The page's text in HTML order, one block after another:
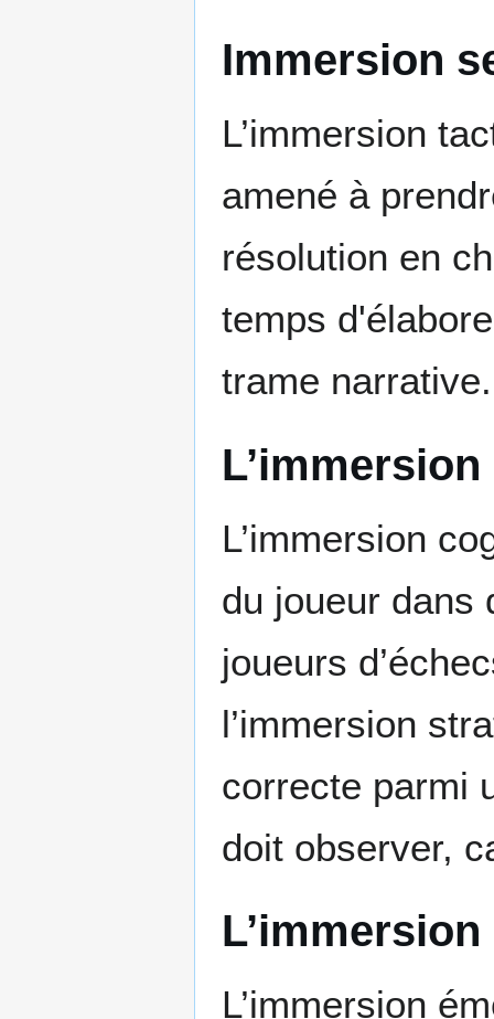
Immersion
L’immersion
amené à
résolution en
temps
trame narrative.
L’immersion
du joueur dans
joueurs
l’immersion
correcte parmi
doit observer,
L’immersion